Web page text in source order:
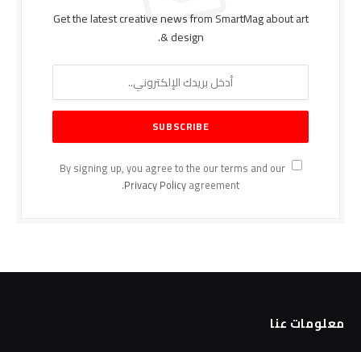
Get the latest creative news from SmartMag about art
& design.
By signing up, you agree to the our terms and our
Privacy Policyagreement.
معلومات عنا